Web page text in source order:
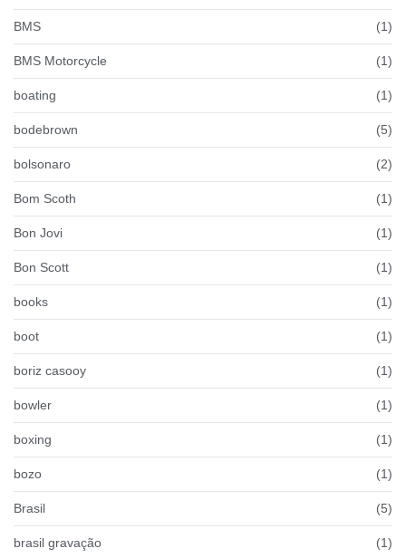
BMS (1)
BMS Motorcycle (1)
boating (1)
bodebrown (5)
bolsonaro (2)
Bom Scoth (1)
Bon Jovi (1)
Bon Scott (1)
books (1)
boot (1)
boriz casooy (1)
bowler (1)
boxing (1)
bozo (1)
Brasil (5)
brasil gravação (1)